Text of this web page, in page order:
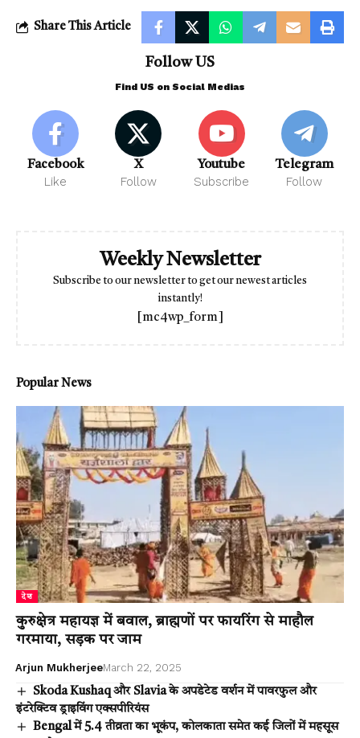
Share This Article
Follow US
Find US on Social Medias
Facebook
Like
X
Follow
Youtube
Subscribe
Telegram
Follow
Weekly Newsletter
Subscribe to our newsletter to get our newest articles
instantly!
[mc4wp_form]
Popular News
देश
कुरुक्षेत्र महायज्ञ में बवाल, ब्राह्मणों पर फायरिंग से माहौल
गरमाया, सड़क पर जाम
Arjun MukherjeeMarch 22, 2025
Skoda Kushaq और Slavia के अपडेटेड वर्शन में पावरफुल और
इंटरेक्टिव ड्राइविंग एक्सपीरियंस
Bengal में 5.4 तीव्रता का भूकंप, कोलकाता समेत कई जिलों में महसूस